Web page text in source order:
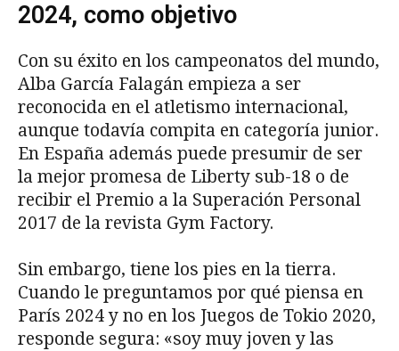
2024, como objetivo
Con su éxito en los campeonatos del mundo,
Alba García Falagán empieza a ser
reconocida en el atletismo internacional,
aunque todavía compita en categoría junior.
En España además puede presumir de ser
la mejor promesa de Liberty sub-18 o de
recibir el Premio a la Superación Personal
2017 de la revista Gym Factory.
Sin embargo, tiene los pies en la tierra.
Cuando le preguntamos por qué piensa en
París 2024 y no en los Juegos de Tokio 2020,
responde segura: «soy muy joven y las